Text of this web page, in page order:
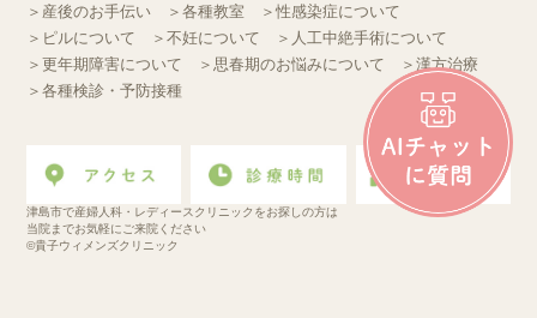
＞産後のお手伝い
＞各種教室
＞性感染症について
＞ピルについて
＞不妊について
＞人工中絶手術について
＞更年期障害について
＞思春期のお悩みについて
＞漢方治療
＞各種検診・予防接種
津島市で産婦人科・レディースクリニックをお探しの方は
当院までお気軽にご来院ください
©貴子ウィメンズクリニック